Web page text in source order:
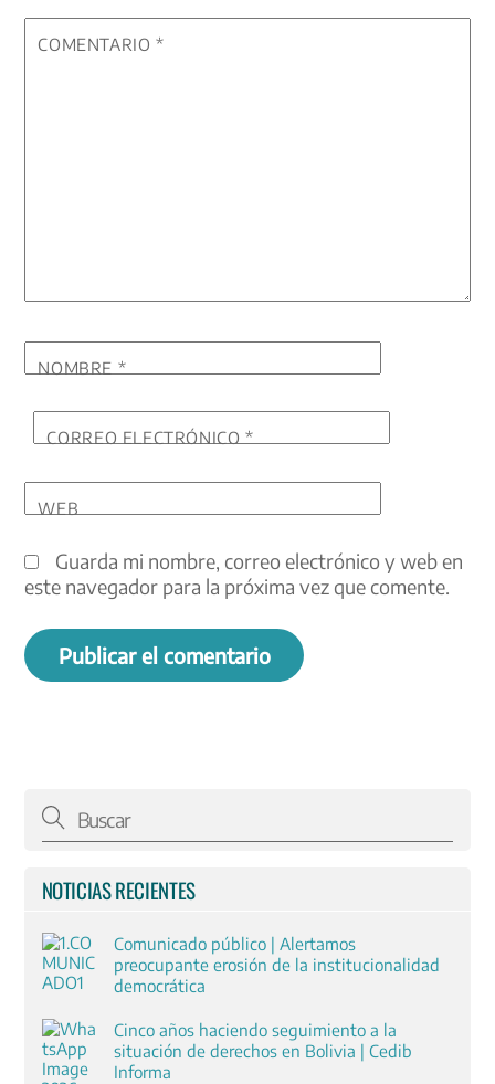
COMENTARIO*
NOMBRE *
CORREO ELECTRÓNICO*
WEB
Guarda mi nombre, correo electrónico y web en
este navegador para la próxima vez que comente.
NOTICIAS RECIENTES
Comunicado público | Alertamos
preocupante erosión de la institucionalidad
democrática
Cinco años haciendo seguimiento a la
situación de derechos en Bolivia | Cedib
Informa